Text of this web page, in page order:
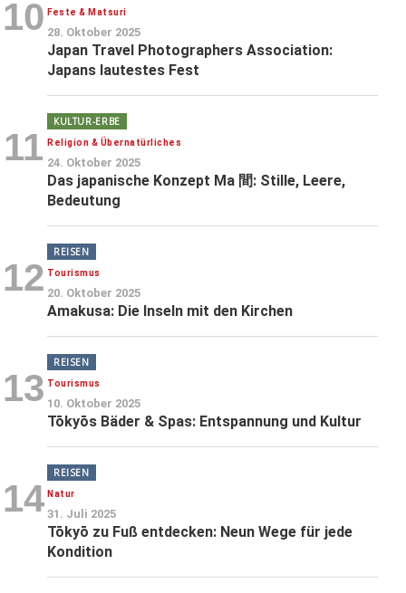
10 Feste & Matsuri
28. Oktober 2025
Japan Travel Photographers Association:
Japans lautestes Fest
11
KULTUR-ERBE
Religion & Übernatürliches
24. Oktober 2025
Das japanische Konzept Ma 間: Stille, Leere,
Bedeutung
12
REISEN
Tourismus
20. Oktober 2025
Amakusa: Die Inseln mit den Kirchen
13
REISEN
Tourismus
10. Oktober 2025
Tōkyōs Bäder & Spas: Entspannung und Kultur
14
REISEN
Natur
31. Juli 2025
Tōkyō zu Fuß entdecken: Neun Wege für jede
Kondition